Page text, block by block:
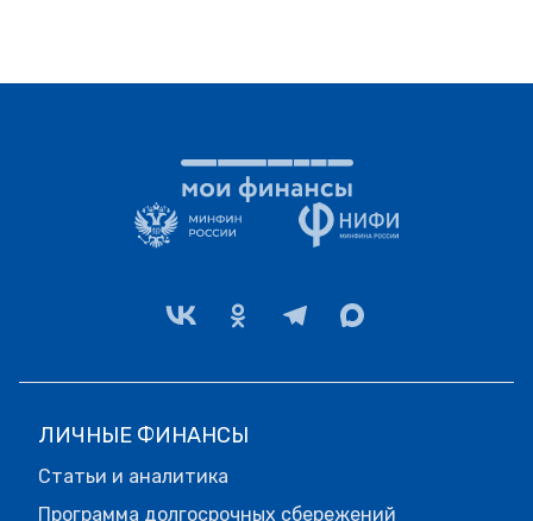
ЛИЧНЫЕ ФИНАНСЫ
Статьи и аналитика
Программа долгосрочных сбережений